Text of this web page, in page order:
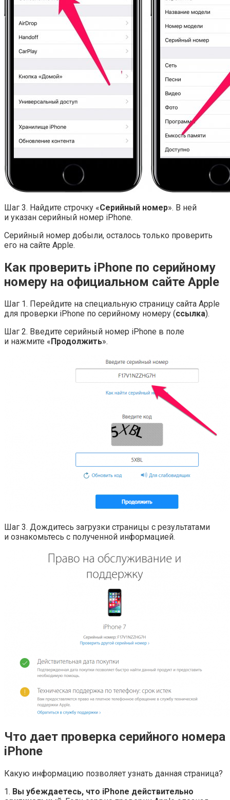
Шаг 3. Найдите строчку «Серийный номер». В ней
и указан серийный номер iPhone.
Серийный номер добыли, осталось только проверить
его на сайте Apple.
Как проверить iPhone по серийному
номеру на официальном сайте Apple
Шаг 1. Перейдите на специальную страницу сайта Apple
для проверки iPhone по серийному номеру (ссылка).
Шаг 2. Введите серийный номер iPhone в поле
и нажмите « Продолжить».
Шаг 3. Дождитесь загрузки страницы с результатами
и ознакомьтесь с полученной информацией.
Что дает проверка серийного номера
iPhone
Какую информацию позволяет узнать данная страница?
1. Вы убеждаетесь, что iPhone действительно